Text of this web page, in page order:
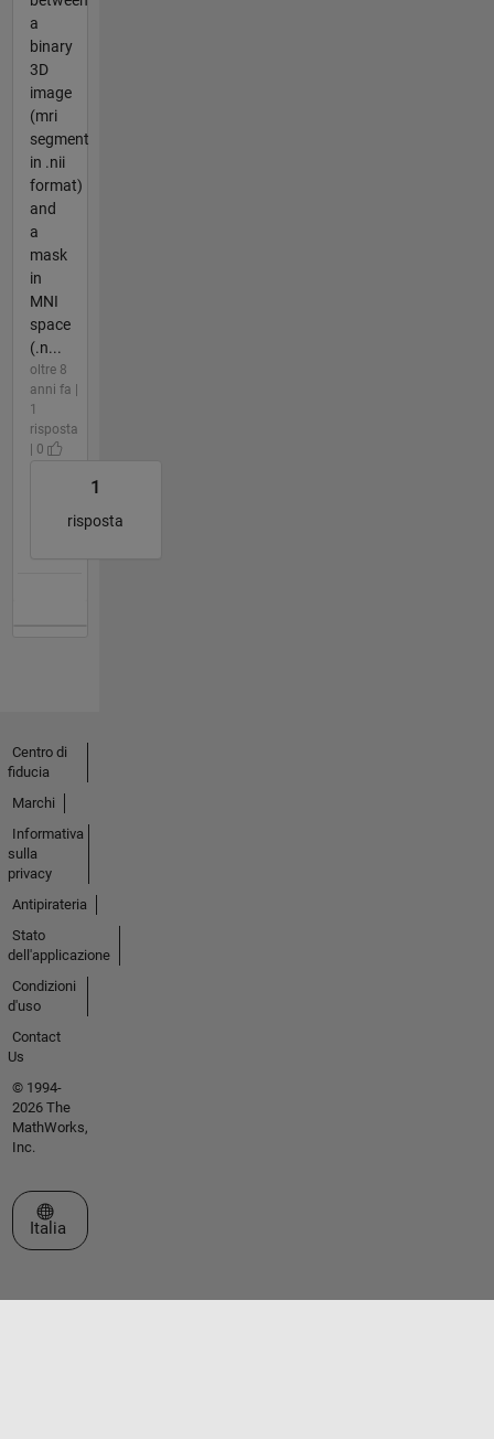
a
binary
3D
image
(mri
segment
in .nii
format)
and
a
mask
in
MNI
space
(.n...
oltre 8
anni fa |
1
risposta
| 0
1
risposta
Centro di
fiducia
Marchi
Informativa
sulla
privacy
Antipirateria
Stato
dell'applicazione
Condizioni
d'uso
Contact
Us
© 1994-
2026 The
MathWorks,
Inc.
Seleziona un sito web
Italia